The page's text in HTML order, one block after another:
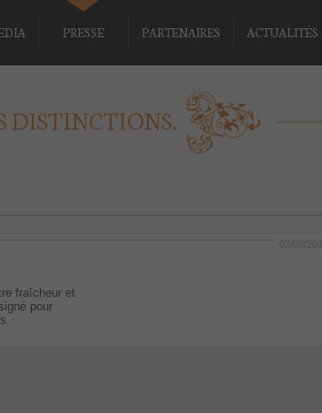
PRESSE PARTENAIRES ACTUALITÉS
DISTINCTIONS.
fraîcheur et
pour